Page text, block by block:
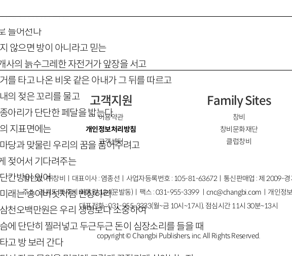
래 덤성덤성 파인
들어선다
않으면 방이 아니라고 믿는
사의 늙수그레한 자전거가 앞장을 서고
를 타고 나온 비옷 같은 아내가 그 뒤를 따르고
의 젖은 꼬리를 물고
아리가 단단한 페달을 밟는다
지표면에는
당과 맞물린 우리의 꿈을 품어주려고
젖어서 기다려주는
칸방이 있어
래는 송이버섯처럼 번창하리
천오백만원은 우리 생명보다 소중하여
에 단단히 찔러넣고 두근두근 돈이 심장소리를 들을 때
고 방 보러 간다
고객지원
이용약관
개인정보처리방침
고객센터
Family Sites
창비
창비문화재단
클럽창비
법인명 : ㈜창비ㅣ대표이사 : 염종선ㅣ사업자등록번호 : 105-81-63672ㅣ통신판매업 : 제 2009-
주소 : 경기도 파주시 회동길 184(문발동)ㅣ팩스 : 031-955-3399 ㅣcnc@changbi.com ㅣ개인정
대표전화 : 031-955-3333(월~금 10시~17시), 점심시간 11시 30분~13시
copyright © Changbi Publishers, inc. All Rights Reserved.